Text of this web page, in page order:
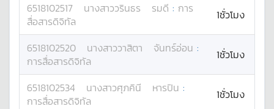
6518102517 นางสาววรินธร รมดี : การ
สื่อสารดิจิทัล
1ชั่วโมง
6518102520 นางสาววาสิตา จันทร์อ่อน :
การสื่อสารดิจิทัล
1ชั่วโมง
6518102534 นางสาวศุภคินี หารปิน :
การสื่อสารดิจิทัล
1ชั่วโมง